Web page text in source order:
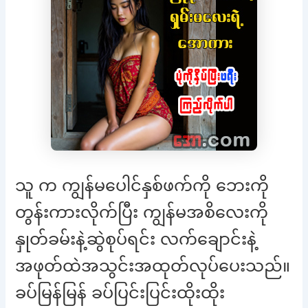
သူ က ကျွန်မပေါင်နှစ်ဖက်ကို ဘေးကို
တွန်းကားလိုက်ပြီး ကျွန်မအစိလေးကို
နှုတ်ခမ်းနဲ့ဆွဲစုပ်ရင်း လက်ချောင်းနဲ့
အဖုတ်ထဲအသွင်းအထုတ်လုပ်ပေးသည်။
ခပ်မြန်မြန် ခပ်ပြင်းပြင်းထိုးထိုး